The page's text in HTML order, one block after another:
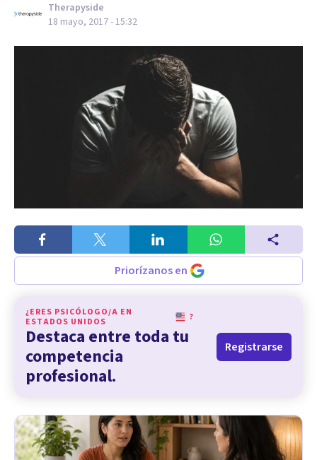
Therapyside
18 mayo, 2017 - 15:32
Priorízanos en
¿ERES PSICÓLOGO/A EN
ESTADOS UNIDOS
?
Destaca entre toda tu
competencia
profesional.
Registrarse